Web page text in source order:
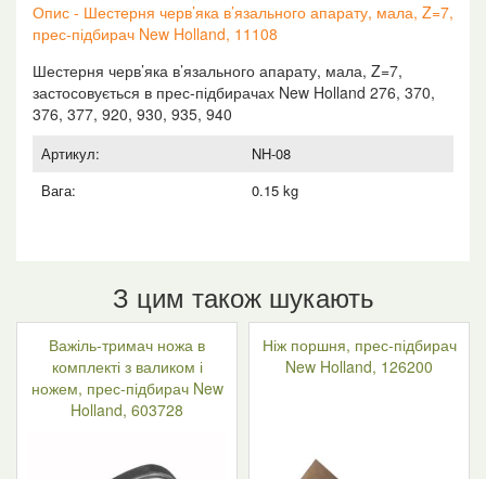
Holland,
11108
кількість
Опис - Шестерня черв’яка в’язального апарату, мала, Z=7,
прес-підбирач New Holland, 11108
Шестерня черв’яка в’язального апарату, мала, Z=7,
застосовується в прес-підбирачах New Holland 276, 370,
376, 377, 920, 930, 935, 940
Артикул:
NH-08
Вага:
0.15 kg
З цим також шукають
Важіль-тримач ножа в
комплекті з валиком і
ножем, прес-підбирач New
Holland, 603728
Ніж поршня, прес-підбирач
New Holland, 126200